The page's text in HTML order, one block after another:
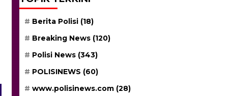
Berita Polisi (18)
Breaking News (120)
Polisi News (343)
POLISINEWS (60)
www.polisinews.com (28)